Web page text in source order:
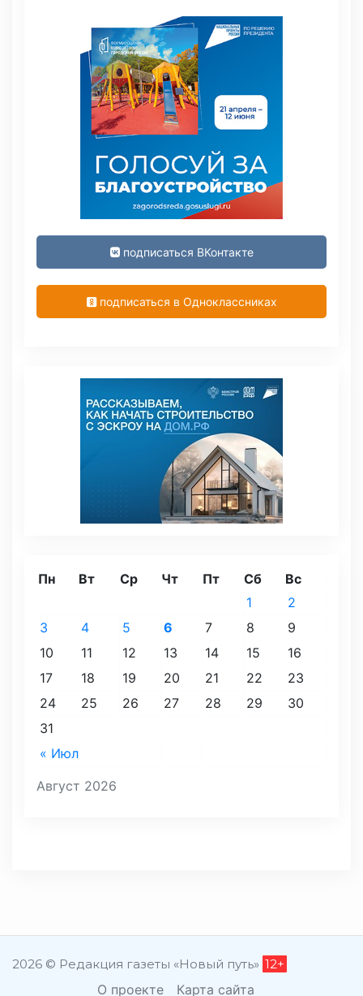
подписаться ВКонтакте
подписаться в Одноклассниках
Август 2026
Пн Вт Ср Чт Пт Сб Вс
« Июл
1
2
3
4 5 6 7 8
9
10
11 12 13 14 15
16
17
18 19 20 21 22
23
24
25 26 27 28 29
30
31
2026 © Редакция газеты «Новый путь» 12+
О проекте Карта сайта